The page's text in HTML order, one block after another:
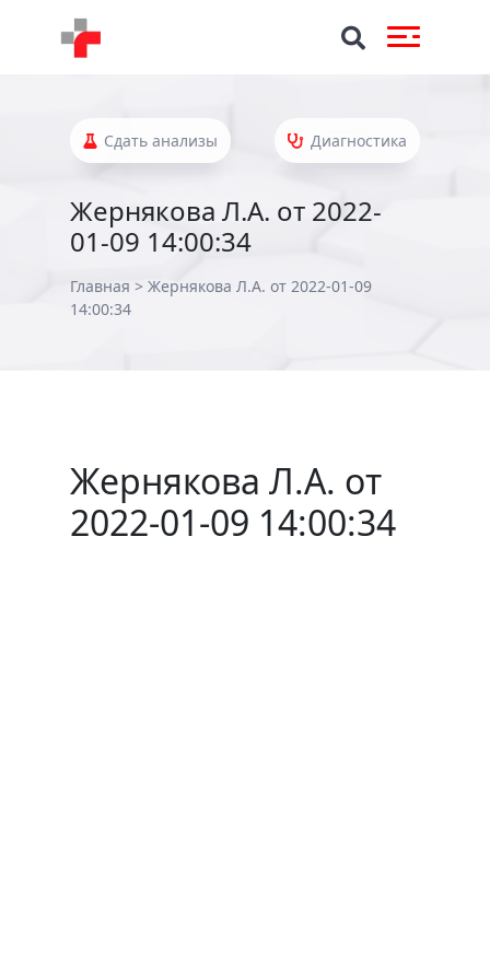
Сдать анализы Диагностика
Жернякова Л.А. от 2022-
01-09 14:00:34
Главная > Жернякова Л.А. от 2022-01-09
14:00:34
Жернякова Л.А. от
2022-01-09 14:00:34